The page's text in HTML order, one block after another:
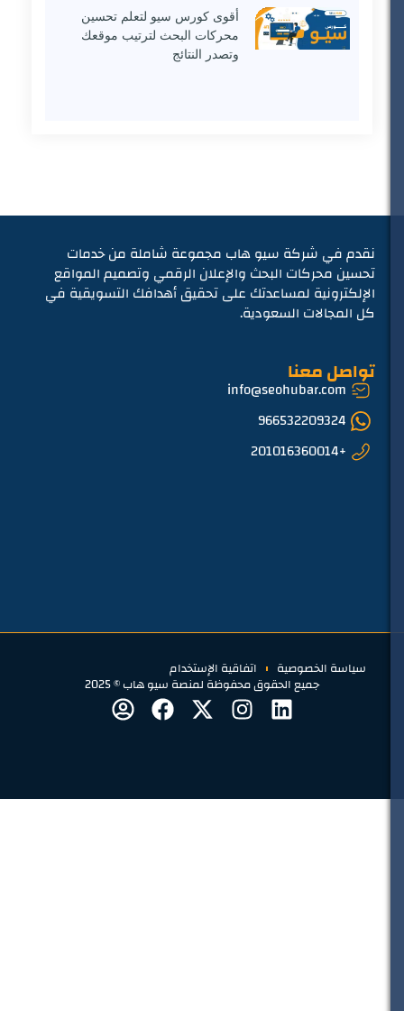
أقوى كورس سيو لتعلم تحسين
محركات البحث لترتيب موقعك
وتصدر النتائج
نقدم في شركة سيو هاب مجموعة شاملة من خدمات
تحسين محركات البحث والإعلان الرقمي وتصميم المواقع
الإلكترونية لمساعدتك على تحقيق أهدافك التسويقية في
كل المجالات السعودية.
تواصل معنا
info@seohubar.com
966532209324
+201016360014
سياسة الخصوصية اتفاقية الإستخدام
جميع الحقوق محفوظة لمنصة سيو هاب © 2025